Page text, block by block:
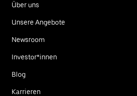
Über uns
Unsere Angebote
Newsroom
Investor*innen
Blog
Karrieren